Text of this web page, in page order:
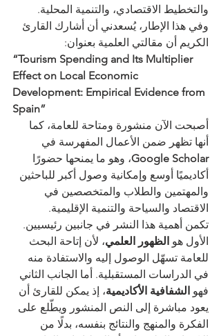
والتخطيط الاقتصادي، والتنمية المحلية.
وفي هذا الإطار، يُسعدني أن أشارك القارئ
الكريم أن مقالتي العلمية بعنوان:
“Tourism Spending and Its Multiplier
Effect on Local Economic
Development: Empirical Evidence from
Spain”
أصبحت الآن منشورة ومتاحة للعامة، كما
أنها تظهر ضمن الأعمال المفهرسة في
Google Scholar، وهو ما يمنحها حضورًا
أكاديميًا أوسع وإمكانية وصول أكبر للباحثين
والمهتمين والطلاب والمتخصصين في
الاقتصاد والسياحة والتنمية الإقليمية.
تكمن أهمية هذا النشر في جانبين رئيسيين.
الأول هو الظهور العلمي، لأن إتاحة البحث
للعامة تسهّل الوصول إليه والاستفادة منه
في الدراسات المستقبلية. أما الجانب الثاني
فهو الشفافية الأكاديمية، إذ يمكن للقارئ أن
يعود مباشرة إلى النص المنشور ويطّلع على
الفكرة والمنهج والنتائج بنفسه، بدلًا من